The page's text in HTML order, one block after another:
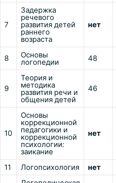
7
Задержка
речевого
развития детей
раннего
возраста
нет
8 Основы
логопедии 48
9
Теория и
методика
развития речи и
общения детей
46
10
Основы
коррекционной
педагогики и
коррекционной
психологии:
заикание
нет
11 Логопсихология нет